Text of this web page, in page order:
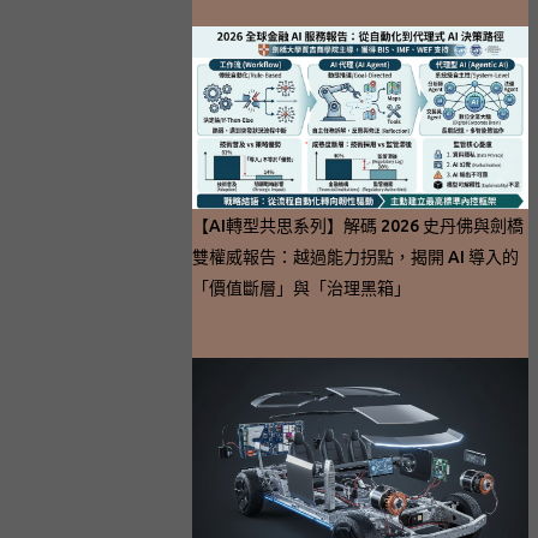
【AI轉型共思系列】解碼 2026 史丹佛與劍橋
雙權威報告：越過能力拐點，揭開 AI 導入的
「價值斷層」與「治理黑箱」